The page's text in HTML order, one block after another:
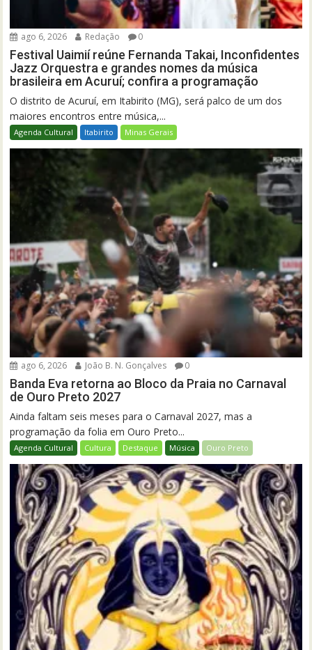
ago 6, 2026 Redação 0
Festival Uaimií reúne Fernanda Takai, Inconfidentes
Jazz Orquestra e grandes nomes da música
brasileira em Acuruí; confira a programação
O distrito de Acuruí, em Itabirito (MG), será palco de um dos
maiores encontros entre música,...
Agenda Cultural Itabirito Minas Gerais
ago 6, 2026 João B. N. Gonçalves 0
Banda Eva retorna ao Bloco da Praia no Carnaval
de Ouro Preto 2027
Ainda faltam seis meses para o Carnaval 2027, mas a
programação da folia em Ouro Preto...
Agenda Cultural Cultura Destaque Música Ouro Preto